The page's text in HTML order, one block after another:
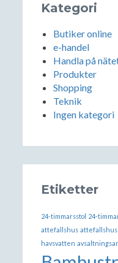
Kategori
Butiker online
e-handel
Handla på
Produkter
Shopping
Teknik
Ingen kategori
Etiketter
24-timmarsstol 24-
attefallshus attefallshus
havsvatten